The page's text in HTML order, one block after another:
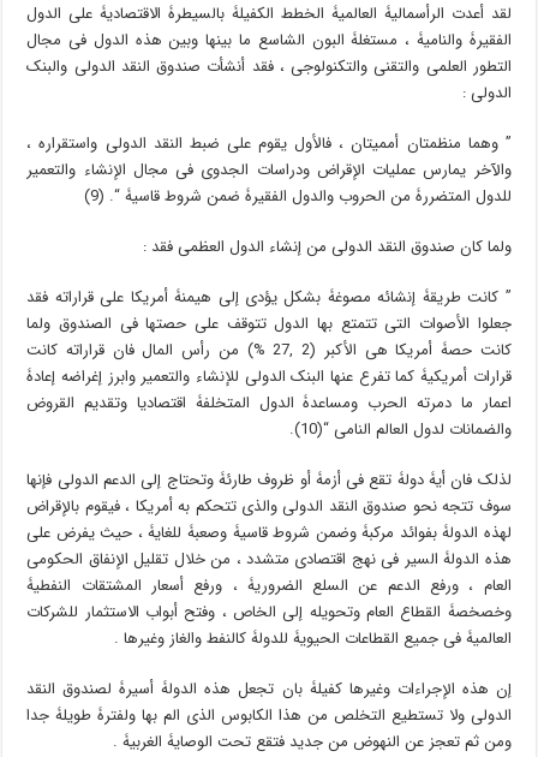
لقد أعدت الرأسمالیۀ العالمیۀ الخطط الکفیلۀ بالسیطرۀ الاقتصادیۀ على الدول
الفقیرۀ والنامیۀ ، مستغلۀ البون الشاسع ما بینها وبین هذه الدول فی مجال
التطور العلمی والتقنی والتکنولوجی ، فقد أنشأت صندوق النقد الدولی والبنک
الدولی :
” وهما منظمتان أممیتان ، فالأول یقوم على ضبط النقد الدولی واستقراره ،
والآخر یمارس عملیات الإقراض ودراسات الجدوى فی مجال الإنشاء والتعمیر
للدول المتضررۀ من الحروب والدول الفقیرۀ ضمن شروط قاسیۀ “. (9)
ولما کان صندوق النقد الدولی من إنشاء الدول العظمى فقد :
” کانت طریقۀ إنشائه مصوغۀ بشکل یؤدی إلى هیمنۀ أمریکا على قراراته فقد
جعلوا الأصوات التی تتمتع بها الدول تتوقف على حصتها فی الصندوق ولما
کانت حصۀ أمریکا هی الأکبر (2 ,27 %) من رأس المال فان قراراته کانت
قرارات أمریکیۀ کما تفرع عنها البنک الدولی للإنشاء والتعمیر وابرز إغراضه إعادۀ
اعمار ما دمرته الحرب ومساعدۀ الدول المتخلفۀ اقتصادیا وتقدیم القروض
والضمانات لدول العالم النامی “(10).
لذلک فان أیۀ دولۀ تقع فی أزمۀ أو ظروف طارئۀ وتحتاج إلى الدعم الدولی فإنها
سوف تتجه نحو صندوق النقد الدولی والذی تتحکم به أمریکا ، فیقوم بالإقراض
لهذه الدولۀ بفوائد مرکبۀ وضمن شروط قاسیۀ وصعبۀ للغایۀ ، حیث یفرض على
هذه الدولۀ السیر فی نهج اقتصادی متشدد ، من خلال تقلیل الإنفاق الحکومی
العام ، ورفع الدعم عن السلع الضروریۀ ، ورفع أسعار المشتقات النفطیۀ
وخصخصۀ القطاع العام وتحویله إلى الخاص ، وفتح أبواب الاستثمار للشرکات
العالمیۀ فی جمیع القطاعات الحیویۀ للدولۀ کالنفط والغاز وغیرها .
إن هذه الإجراءات وغیرها کفیلۀ بان تجعل هذه الدولۀ أسیرۀ لصندوق النقد
الدولی ولا تستطیع التخلص من هذا الکابوس الذی الم بها ولفترۀ طویلۀ جدا
ومن ثم تعجز عن النهوض من جدید فتقع تحت الوصایۀ الغربیۀ .